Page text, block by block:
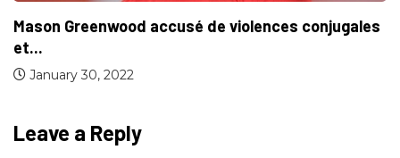
Mason Greenwood accusé de violences conjugales
et...
January 30, 2022
Leave a Reply